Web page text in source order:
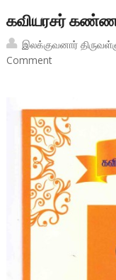
கவியரசர்
இலக்குவனார்
Comment